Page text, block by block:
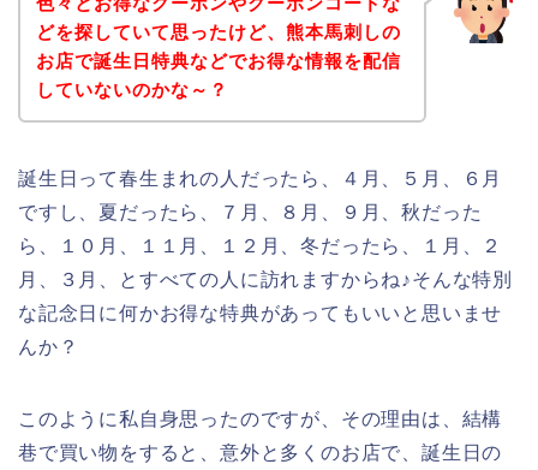
どを探していて思ったけど、熊本馬刺しの
お店で誕生日特典などでお得な情報を配信
していないのかな～？
誕生日って春生まれの人だったら、４月、５月、６月
ですし、夏だったら、７月、８月、９月、秋だった
ら、１０月、１１月、１２月、冬だったら、１月、２
月、３月、とすべての人に訪れますからね♪そんな特別
な記念日に何かお得な特典があってもいいと思いませ
んか？
このように私自身思ったのですが、その理由は、結構
巷で買い物をすると、意外と多くのお店で、誕生日の